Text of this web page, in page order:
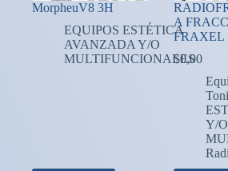
MorpheuV8 3H
EQUIPOS ESTÉTICA
AVANZADA Y/O
MULTIFUNCIONALES
A
FRAXEL
$0,00
Y/O